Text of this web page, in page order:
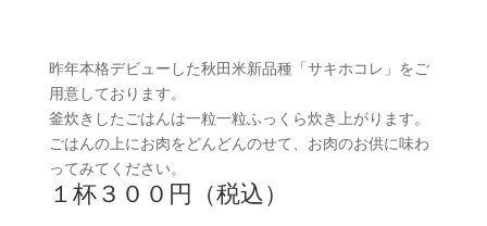
昨年本格デビューした秋田米新品種「サキホコレ」をご
用意しております。
釜炊きしたごはんは一粒一粒ふっくら炊き上がります。
ごはんの上にお肉をどんどんのせて、お肉のお供に味わ
ってみてください。
１杯３００円（税込）